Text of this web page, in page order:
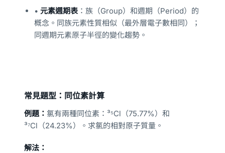
• 元素週期表：族（Group）和週期（Period）的
概念。同族元素性質相似（最外層電子數相同）；
同週期元素原子半徑的變化趨勢。
常見題型：同位素計算
例題： 氯有兩種同位素：³⁵Cl（75.77%）和
³⁷Cl（24.23%）。求氯的相對原子質量。
解法：